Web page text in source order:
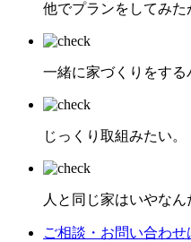
他でプランをしてみ
一緒に家づくりをする
じっくり取組みたい。
人と同じ家はいやなん
ご相談・お問い合わせ